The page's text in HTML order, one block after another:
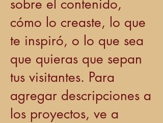
sobre el contenido,
cómo lo creaste, lo que
te inspiró, o lo que sea
que quieras que sepan
tus visitantes. Para
agregar descripciones a
los proyectos, ve a